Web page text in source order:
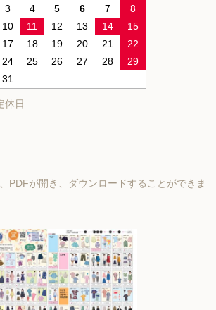
3 4 5 6 7
8
10 11 12 13 14
15
17 18 19 20 21
22
24 25 26 27 28
29
31
休日
PDFが開き、ダウンロードすることができま